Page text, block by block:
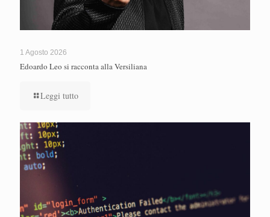
1 Agosto 2026
Edoardo Leo si racconta alla Versiliana
Leggi tutto